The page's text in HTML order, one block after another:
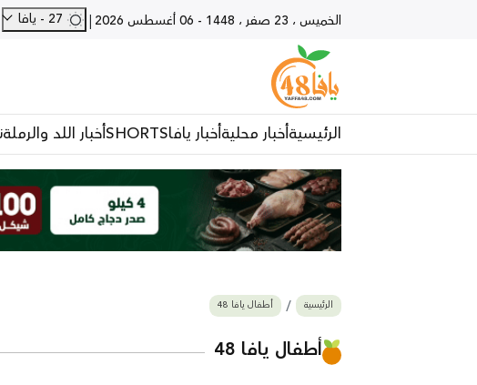
الخميس ، 23 صفر ، 1448 - 06 أغسطس 2026 |
الرئيسيةأخبار محليةأخبار يافاSHORTSأخبار اللد والرملة
الرئيسية أطفال يافا 48
أطفال يافا 48